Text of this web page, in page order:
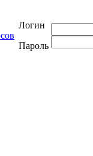
Логин
Пароль